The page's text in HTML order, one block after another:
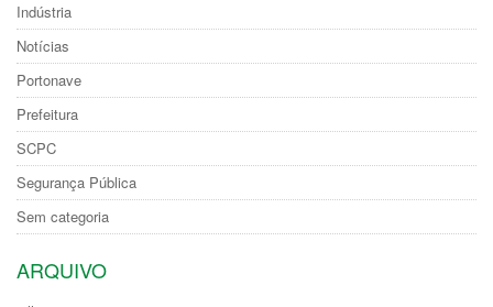
Indústria
Notícias
Portonave
Prefeitura
SCPC
Segurança Pública
Sem categoria
ARQUIVO